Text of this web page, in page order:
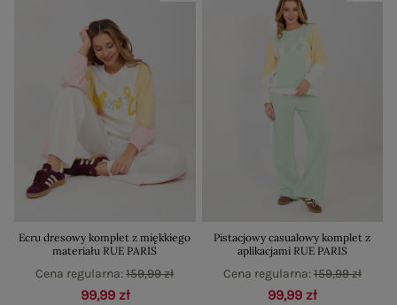
Ecru dresowy komplet z miękkiego
materiału RUE PARIS
99,99 zł
Cena regularna:159,99 zł
Pistacjowy casualowy komplet z
aplikacjami RUE PARIS
99,99 zł
Cena regularna:159,99 zł